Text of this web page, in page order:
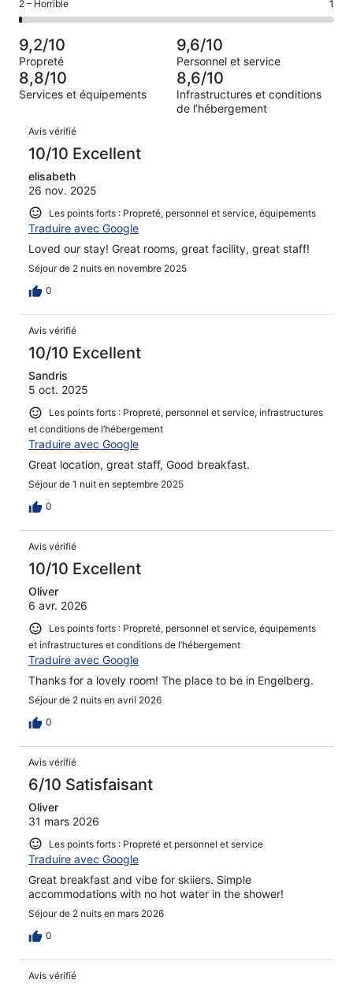
d’après 27 avis
sur 120.
(Satisfaisant),
sur 120.
voyageurs
de 4
(Médiocre),
d’après 2 avis
sur 120.
Note
des
voyageurs
de 2
(Horrible),
d’après 1 avis
sur 120.
2 – Horrible 1
9,2/10
Propreté
9,6/10
Personnel et service
8,8/10
Services et équipements
8,6/10
Infrastructures et conditions
de l’hébergement
Avis
Avis vérifié
10/10 Excellent
elisabeth
26 nov. 2025
Les points forts : Propreté, personnel et service, équipements
Traduire avec Google
Loved our stay! Great rooms, great facility, great staff!
Séjour de 2 nuits en novembre 2025
0
Avis vérifié
10/10 Excellent
Sandris
5 oct. 2025
Les points forts : Propreté, personnel et service, infrastructures
et conditions de l’hébergement
Traduire avec Google
Great location, great staff, Good breakfast.
Séjour de 1 nuit en septembre 2025
0
Avis vérifié
10/10 Excellent
Oliver
6 avr. 2026
Les points forts : Propreté, personnel et service, équipements
et infrastructures et conditions de l’hébergement
Traduire avec Google
Thanks for a lovely room! The place to be in Engelberg.
Séjour de 2 nuits en avril 2026
0
Avis vérifié
6/10 Satisfaisant
Oliver
31 mars 2026
Les points forts : Propreté et personnel et service
Traduire avec Google
Great breakfast and vibe for skiiers. Simple
accommodations with no hot water in the shower!
Séjour de 2 nuits en mars 2026
0
Avis vérifié